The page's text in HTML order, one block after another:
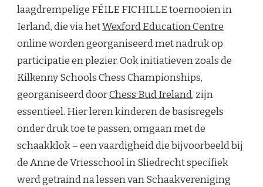
laagdrempelige FÉILE FICHILLE toernooien in
Ierland, die via hetWexford Education Centre
online worden georganiseerd met nadruk op
participatie en plezier. Ook initiatieven zoals de
Kilkenny Schools Chess Championships,
georganiseerd doorChess Bud Ireland, zijn
essentieel. Hier leren kinderen de basisregels
onder druk toe te passen, omgaan met de
schaakklok – een vaardigheid die bijvoorbeeld bij
de Anne de Vriesschool in Sliedrecht specifiek
werd getraind na lessen van Schaakvereniging